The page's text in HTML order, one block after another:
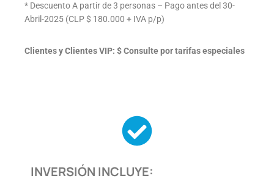
* Descuento A partir de 3 personas – Pago antes del 30-
Abril-2025 (CLP $ 180.000 + IVA p/p)
Clientes y Clientes VIP: $ Consulte por tarifas especiales
INVERSIÓN INCLUYE: